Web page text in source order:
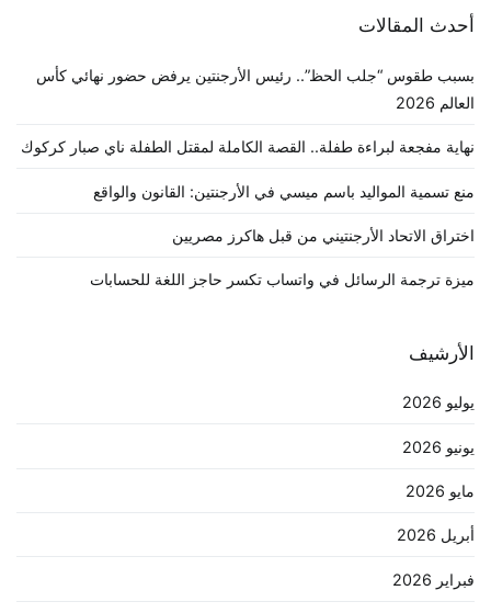
أحدث المقالات
بسبب طقوس “جلب الحظ”.. رئيس الأرجنتين يرفض حضور نهائي كأس
العالم 2026
نهاية مفجعة لبراءة طفلة.. القصة الكاملة لمقتل الطفلة ناي صبار كركوك
منع تسمية المواليد باسم ميسي في الأرجنتين: القانون والواقع
اختراق الاتحاد الأرجنتيني من قبل هاكرز مصريين
ميزة ترجمة الرسائل في واتساب تكسر حاجز اللغة للحسابات
الأرشيف
يوليو 2026
يونيو 2026
مايو 2026
أبريل 2026
فبراير 2026